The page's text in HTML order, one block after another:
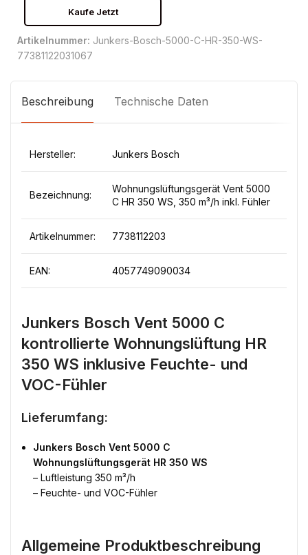
Kaufe Jetzt
Artikelnummer: Junkers-Bosch-5000-C-HR-350-WS-
77381122031067
Beschreibung Technische Daten
Hersteller: Junkers Bosch
Bezeichnung:
Wohnungslüftungsgerät Vent 5000
C HR 350 WS, 350 m³/h inkl. Fühler
Artikelnummer: 7738112203
EAN: 4057749090034
Junkers Bosch Vent 5000 C
kontrollierte Wohnungslüftung HR
350 WS inklusive Feuchte- und
VOC-Fühler
Lieferumfang:
Junkers Bosch Vent 5000 C
Wohnungslüftungsgerät HR 350 WS
– Luftleistung 350 m³/h
– Feuchte- und VOC-Fühler
Allgemeine Produktbeschreibung